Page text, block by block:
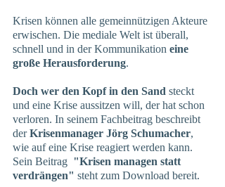
Krisen können alle gemeinnützigen Akteure
erwischen. Die mediale Welt ist überall,
schnell und in der Kommunikation eine
große Herausforderung.
Doch wer den Kopf in den Sand steckt
und eine Krise aussitzen will, der hat schon
verloren. In seinem Fachbeitrag beschreibt
der Krisenmanager Jörg Schumacher,
wie auf eine Krise reagiert werden kann.
Sein Beitrag "Krisen managen statt
verdrängen" steht zum Download bereit.